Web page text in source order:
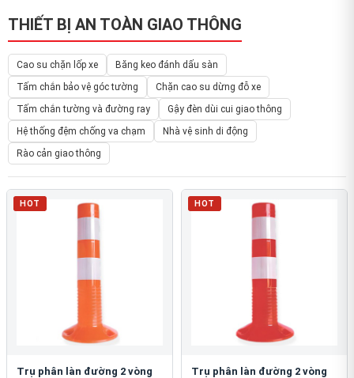
THIẾT BỊ AN TOÀN GIAO THÔNG
Cao su chặn lốp xe
Băng keo đánh dấu sàn
Tấm chắn bảo vệ góc tường
Chặn cao su dừng đỗ xe
Tấm chắn tường và đường ray
Gậy đèn dùi cui giao thông
Hệ thống đệm chống va chạm
Nhà vệ sinh di động
Rào cản giao thông
HOT
Trụ phân làn đường 2 vòng
HOT
Trụ phân làn đường 2 vòng